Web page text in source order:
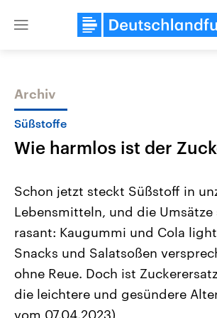
Close
Themen
Landtagswahl Sachsen-Anhalt
2026
Alle Informationen
Sachsen-Anhalt wählt am 6.
September 2026 einen neuen
Landtag. Seit 2021 wird das
Bundesland von einer Koalition aus
den
Archiv
Süßstoffe
Wie harmlos ist der
Schon jetzt steckt Süßstoff in
Lebensmitteln, und die Umsätze
rasant: Kaugummi und Cola
Snacks und Salatsoßen
ohne Reue. Doch ist
die leichtere und gesündere
vom 07.04.2023)